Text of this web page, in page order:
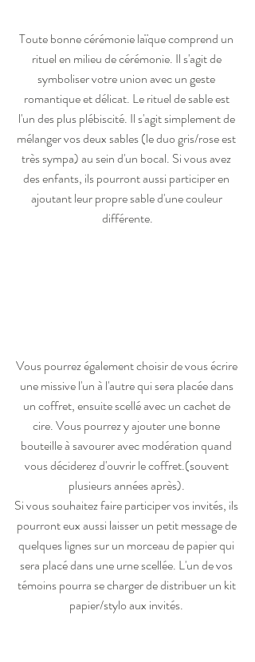
Toute bonne cérémonie laïque comprend un
rituel en milieu de cérémonie. Il s'agit de
symboliser votre union avec un geste
romantique et délicat. Le rituel de sable est
l'un des plus plébiscité. Il s'agit simplement de
mélanger vos deux sables (le duo gris/rose est
très sympa) au sein d'un bocal. Si vous avez
des enfants, ils pourront aussi participer en
ajoutant leur propre sable d'une couleur
différente.
Vous pourrez également choisir de vous écrire
une missive l'un à l'autre qui sera placée dans
un coffret, ensuite scellé avec un cachet de
cire. Vous pourrez y ajouter une bonne
bouteille à savourer avec modération quand
vous déciderez d'ouvrir le coffret.(souvent
plusieurs années après).
Si vous souhaitez faire participer vos invités, ils
pourront eux aussi laisser un petit message de
quelques lignes sur un morceau de papier qui
sera placé dans une urne scellée. L'un de vos
témoins pourra se charger de distribuer un kit
papier/stylo aux invités.